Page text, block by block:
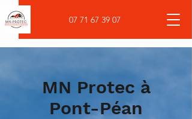
07 71 67 39 07
MN Protec à
Pont-Péan